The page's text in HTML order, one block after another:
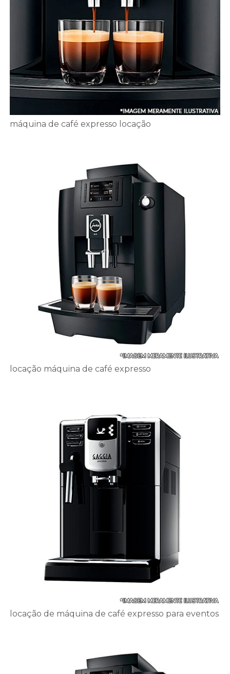
máquina de café expresso locação
locação máquina de café expresso
locação de máquina de café expresso para eventos